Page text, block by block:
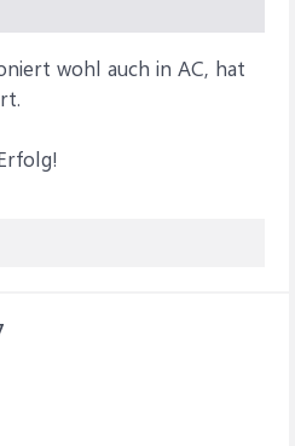
wohl auch in AC, hat